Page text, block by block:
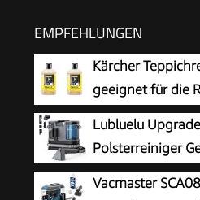
EMPFEHLUNGEN
Kärcher
geeignet für die
Teppichböden,
etc., 1l Konzentrat
Reinigungsmittel
Lubluelu
Polsterreiniger
Waschsauger
Vacmaster